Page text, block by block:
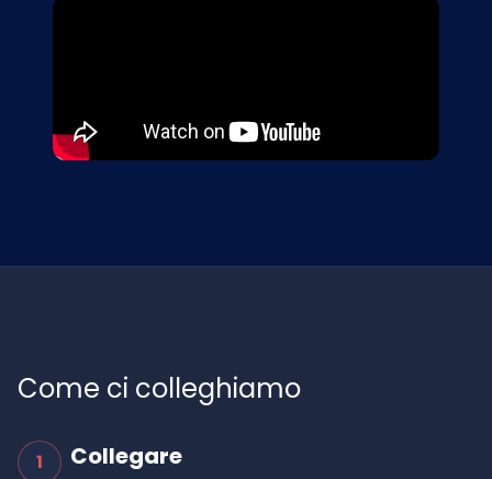
Come ci colleghiamo
1 Collegare